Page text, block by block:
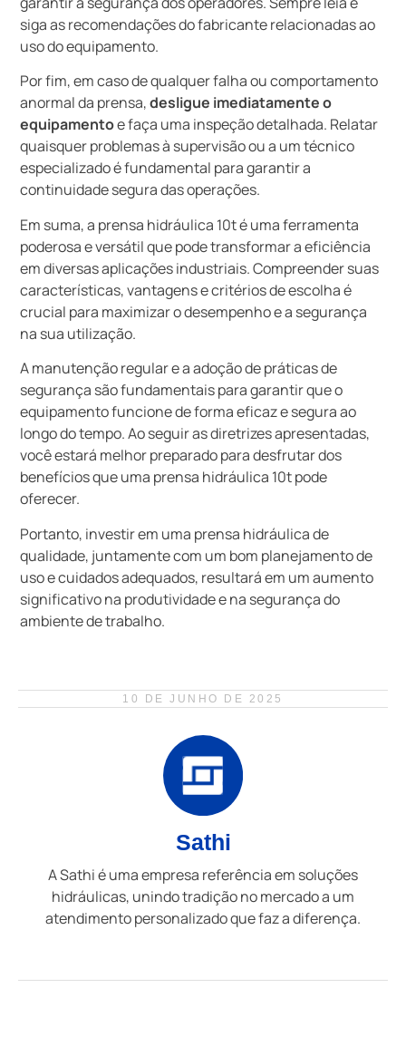
siga as recomendações do fabricante relacionadas ao
uso do equipamento.
Por fim, em caso de qualquer falha ou comportamento
anormal da prensa,desligue imediatamente o
equipamentoe faça uma inspeção detalhada. Relatar
quaisquer problemas à supervisão ou a um técnico
especializado é fundamental para garantir a
continuidade segura das operações.
Em suma, a prensa hidráulica 10t é uma ferramenta
poderosa e versátil que pode transformar a eficiência
em diversas aplicações industriais. Compreender suas
características, vantagens e critérios de escolha é
crucial para maximizar o desempenho e a segurança
na sua utilização.
A manutenção regular e a adoção de práticas de
segurança são fundamentais para garantir que o
equipamento funcione de forma eficaz e segura ao
longo do tempo. Ao seguir as diretrizes apresentadas,
você estará melhor preparado para desfrutar dos
benefícios que uma prensa hidráulica 10t pode
oferecer.
Portanto, investir em uma prensa hidráulica de
qualidade, juntamente com um bom planejamento de
uso e cuidados adequados, resultará em um aumento
significativo na produtividade e na segurança do
ambiente de trabalho.
10 DE JUNHO DE 2025
Sathi
A Sathi é uma empresa referência em soluções
hidráulicas, unindo tradição no mercado a um
atendimento personalizado que faz a diferença.